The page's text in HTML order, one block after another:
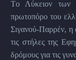
Tο Λύκειον των
πρωτοπόρο του
Σιγανού-Παρρέν, η
τις στήλες της
δρόμους για τις